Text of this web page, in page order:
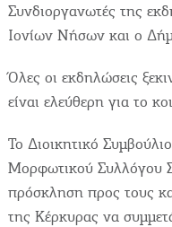
Συνδιοργανωτές της
Ιονίων Νήσων και ο
Όλες οι εκδηλώσεις
είναι ελεύθερη για το
Το Διοικητικό
Μορφωτικού Συλλόγου
πρόσκληση προς τους
της Κέρκυρας να